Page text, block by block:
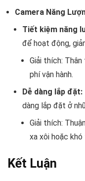
Camera Năng
Tiết kiệm năng
để hoạt động,
Giải thích:
phí vận hành.
Dễ dàng lắp đặt:
dàng lắp đặt ở
Giải thích:
xa xôi hoặc khó
Kết Luận